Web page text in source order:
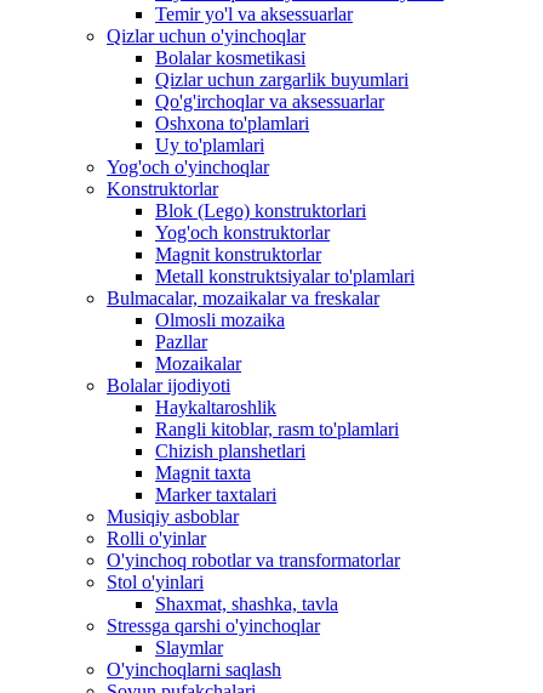
Temir yo'l va aksessuarlar
Qizlar uchun o'yinchoqlar
Bolalar kosmetikasi
Qizlar uchun zargarlik buyumlari
Qo'g'irchoqlar va aksessuarlar
Oshxona to'plamlari
Uy to'plamlari
Yog'och o'yinchoqlar
Konstruktorlar
Blok (Lego) konstruktorlari
Yog'och konstruktorlar
Magnit konstruktorlar
Metall konstruktsiyalar to'plamlari
Bulmacalar, mozaikalar va freskalar
Olmosli mozaika
Pazllar
Mozaikalar
Bolalar ijodiyoti
Haykaltaroshlik
Rangli kitoblar, rasm to'plamlari
Chizish planshetlari
Magnit taxta
Marker taxtalari
Musiqiy asboblar
Rolli o'yinlar
O'yinchoq robotlar va transformatorlar
Stol o'yinlari
Shaxmat, shashka, tavla
Stressga qarshi o'yinchoqlar
Slaymlar
O'yinchoqlarni saqlash